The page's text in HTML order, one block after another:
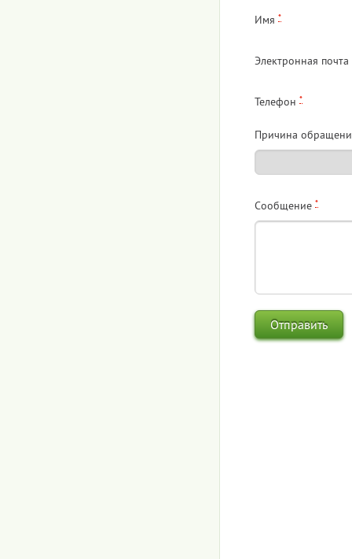
*
Имя
Электронная почта
*
Телефон
Причина
*
Сообщение